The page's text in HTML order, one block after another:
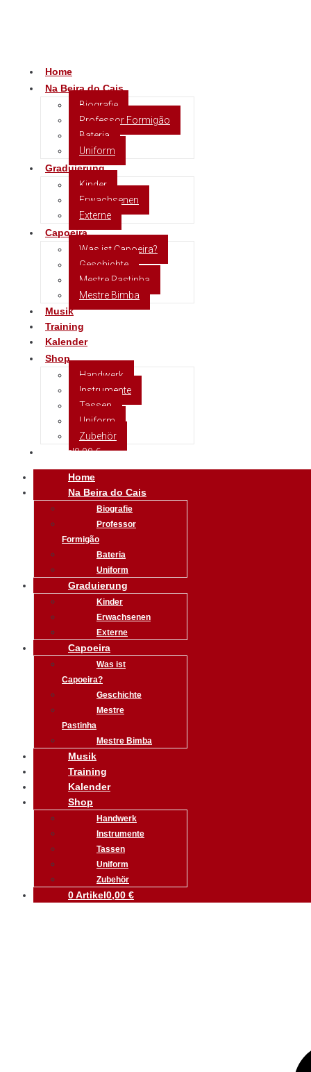
Home
Na Beira do Cais
Biografie
Professor Formigão
Bateria
Uniform
Graduierung
Kinder
Erwachsenen
Externe
Capoeira
Was ist Capoeira?
Geschichte
Mestre Pastinha
Mestre Bimba
Musik
Training
Kalender
Shop
Handwerk
Instrumente
Tassen
Uniform
Zubehör
0 Artikel0,00 €
Home
Na Beira do Cais
Biografie
Professor
Formigão
Bateria
Uniform
Graduierung
Kinder
Erwachsenen
Externe
Capoeira
Was ist
Capoeira?
Geschichte
Mestre
Pastinha
Mestre Bimba
Musik
Training
Kalender
Shop
Handwerk
Instrumente
Tassen
Uniform
Zubehör
0 Artikel0,00 €